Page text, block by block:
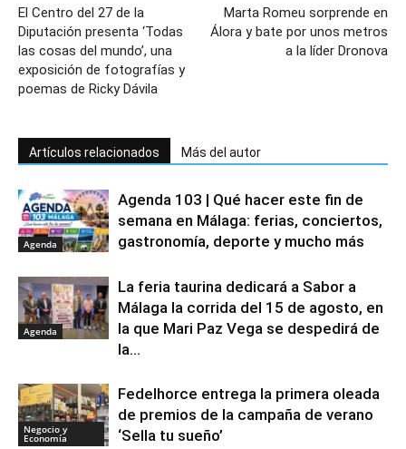
El Centro del 27 de la
Diputación presenta ‘Todas
las cosas del mundo’, una
exposición de fotografías y
poemas de Ricky Dávila
Marta Romeu sorprende en
Álora y bate por unos metros
a la líder Dronova
Artículos relacionados Más del autor
Agenda
Agenda 103 | Qué hacer este fin de
semana en Málaga: ferias, conciertos,
gastronomía, deporte y mucho más
Agenda
La feria taurina dedicará a Sabor a
Málaga la corrida del 15 de agosto, en
la que Mari Paz Vega se despedirá de
la...
Negocio y
Economía
Fedelhorce entrega la primera oleada
de premios de la campaña de verano
‘Sella tu sueño’